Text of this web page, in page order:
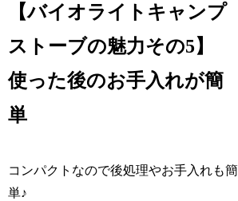
【バイオライトキャンプ
ストーブの魅力その5】
使った後のお手入れが簡
単
コンパクトなので後処理やお手入れも簡
単♪